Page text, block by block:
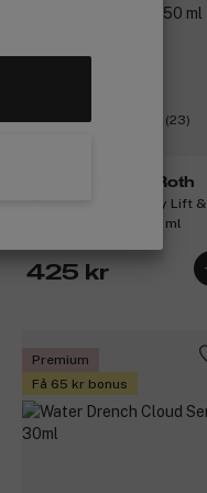
(23)
Peter Thomas Roth
24K Gold Pure Luxury Lift &
Firm Prism Cream 50 ml
425 kr
Premium
Få 65 kr bonus